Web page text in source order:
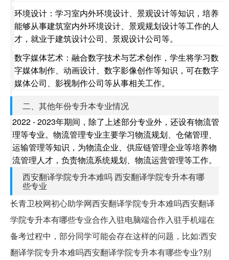
环境设计：学习室内外环境设计、景观设计等知识，培养
能够从事建筑室内外环境设计、景观规划设计等工作的人
才，就业于建筑设计公司、景观设计公司等。
数字媒体艺术：融合数字技术与艺术创作，学生将学习数
字媒体制作、动画设计、数字影像创作等知识，可在数字
媒体公司、影视制作公司等从事相关工作。
二、其他年份专升本专业情况
2022 - 2023年期间，除了上述部分专业外，还设有物流管
理等专业。物流管理专业主要学习物流规划、仓储管理、
运输管理等知识，为物流企业、供应链管理企业等培养物
流管理人才，负责物流系统规划、物流运营管理等工作。
西安翻译学院专升本难吗 西安翻译学院专升本有哪
些专业
长青卫校网初心助学网西安翻译学院专升本难吗西安翻译
学院专升本有哪些专业合作入驻电脑端合作入驻手机端在
备考过程中，部分同学可能会存在这样的问题，比如:西安
翻译学院专升本难吗西安翻译学院专升本有哪些专业?别